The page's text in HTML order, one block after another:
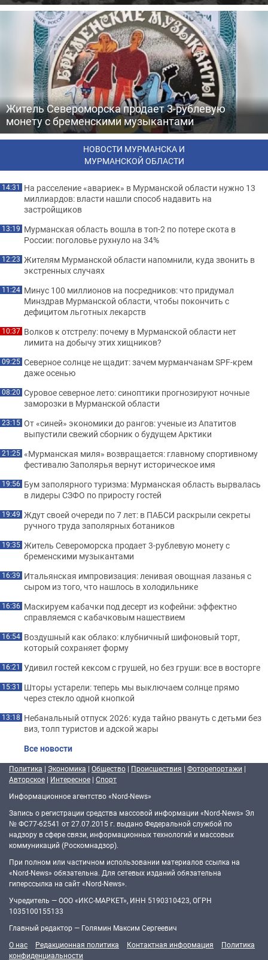
Житель Североморска продает 3-рублевую
монету с бременскими музыкантами
НОВОСТИ МУРМАНСКА И
МУРМАНСКОЙ ОБЛАСТИ
14:31 На расселение «авариек» в Мурманской области нужно 13
миллиардов: власти нашли способ надавить на
застройщиков
13:19 Мурманская область вошла в топ-2 по потере скота в
России: поголовье рухнуло на 34%
12:23 Жителям Мурманской области напомнили, куда звонить в
экстренных случаях
11:24 Минус 100 миллионов на посредников: что придумал
Минздрав Мурманской области, чтобы покончить с
дефицитом льготных лекарств
10:37 Волков к отстрелу: почему в Мурманской области нет
лимита на добычу этих хищников?
09:25 Северное солнце не щадит: зачем мурманчанам SPF-крем
даже осенью
08:20 Суровое северное лето: синоптики прогнозируют ночные
заморозки в Мурманской области
23:15 От «синей» экономики до рангов: ученые из Апатитов
выпустили свежий сборник о будущем Арктики
21:25 «Мурманская миля» возвращается: главному спортивному
фестивалю Заполярья вернут историческое имя
19:56 Бум заполярного туризма: Мурманская область вырвалась
в лидеры СЗФО по приросту гостей
19:49 Ждут своей очереди по 7 лет: в ПАБСИ раскрыли секреты
ручного труда заполярных ботаников
19:35 Житель Североморска продает 3-рублевую монету с
бременскими музыкантами
16:39 Итальянская импровизация: ленивая овощная лазанья с
сыром из того, что нашлось в холодильнике
16:36 Маскируем кабачки под десерт из кофейни: эффектно
справляемся с кабачковым нашествием
16:54 Воздушный как облако: клубничный шифоновый торт,
который сохраняет форму
16:21 Удивил гостей кексом с грушей, но без груши: все в восторге
15:31 Шторы устарели: теперь мы выключаем солнце прямо
через стекло одной кнопкой
13:18 Небанальный отпуск 2026: куда тайно рвануть с детьми без
виз, толп туристов и адской жары
Все новости
Политика | Экономика | Общество | Происшествия | Фоторепортажи |
Авторское | Интересное | Спорт
Информационное агентство «Nord-News»
Запись о регистрации средства массовой информации «Nord-News» Эл
№ ФС77-62541 от 27.07.2015 г. выдано Федеральной службой по
надзору в сфере связи, информационных технологий и массовых
коммуникаций (Роскомнадзор).
При полном или частичном использовании материалов ссылка на
«Nord-News» обязательна. Для сетевых изданий обязательна
гиперссылка на сайт «Nord-News».
Учредитель — ООО «ИКС-МАРКЕТ», ИНН 5190310423, ОГРН
1035100155133
Главный редактор — Голямин Максим Сергеевич
О нас
Редакционная политика Контактная информация
Политика
конфиденциальности